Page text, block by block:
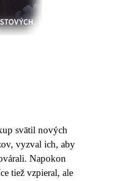
svätil nových
vyzval ich, aby
Napokon
tiež vzpieral, ale